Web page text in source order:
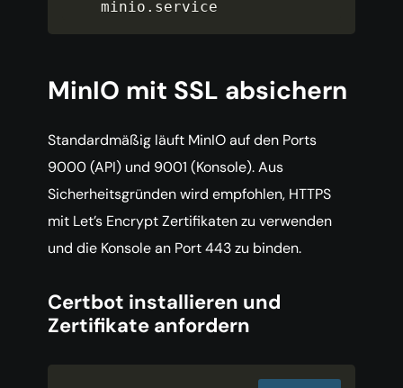
minio . service
MinIO mit SSL absichern
Standardmäßig läuft MinIO auf den Ports
9000 (API) und 9001 (Konsole). Aus
Sicherheitsgründen wird empfohlen, HTTPS
mit Let’s Encrypt Zertifikaten zu verwenden
und die Konsole an Port 443 zu binden.
Certbot installieren und
Zertifikate anfordern